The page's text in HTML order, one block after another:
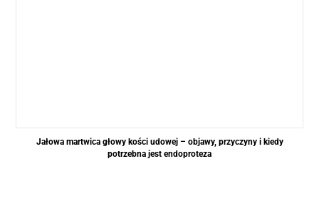
Jałowa martwica głowy kości udowej – objawy, przyczyny i kiedy
potrzebna jest endoproteza